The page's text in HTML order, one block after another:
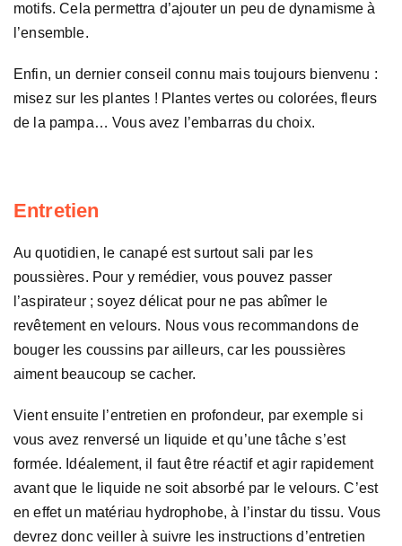
motifs. Cela permettra d’ajouter un peu de dynamisme à
l’ensemble.
Enfin, un dernier conseil connu mais toujours bienvenu :
misez sur les plantes ! Plantes vertes ou colorées, fleurs
de la pampa… Vous avez l’embarras du choix.
Entretien
Au quotidien, le canapé est surtout sali par les
poussières. Pour y remédier, vous pouvez passer
l’aspirateur ; soyez délicat pour ne pas abîmer le
revêtement en velours. Nous vous recommandons de
bouger les coussins par ailleurs, car les poussières
aiment beaucoup se cacher.
Vient ensuite l’entretien en profondeur, par exemple si
vous avez renversé un liquide et qu’une tâche s’est
formée. Idéalement, il faut être réactif et agir rapidement
avant que le liquide ne soit absorbé par le velours. C’est
en effet un matériau hydrophobe, à l’instar du tissu. Vous
devrez donc veiller à suivre les instructions d’entretien